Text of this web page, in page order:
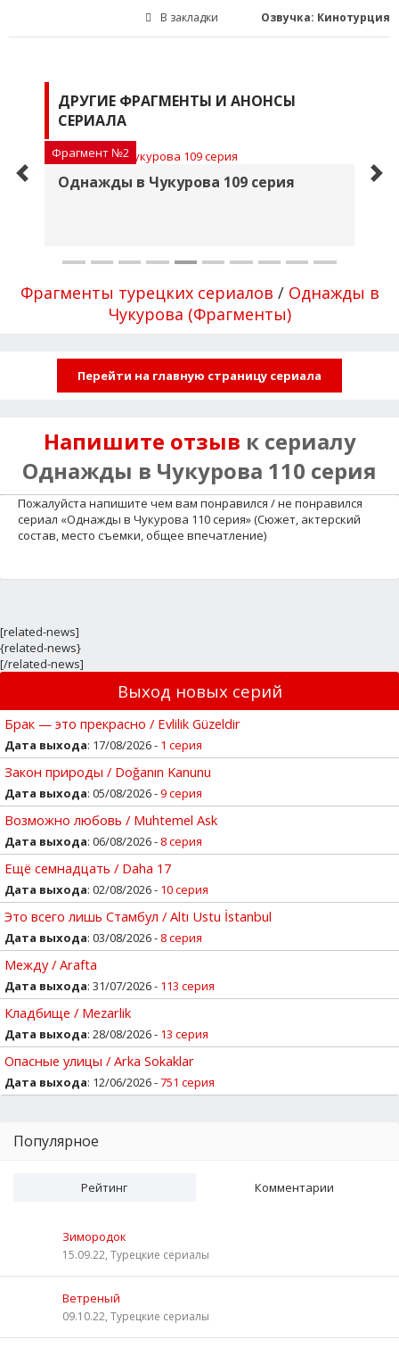
В закладки Озвучка: Кинотурция
ДРУГИЕ ФРАГМЕНТЫ И АНОНСЫ
СЕРИАЛА
Фрагмент №2
Однажды в Чукурова 109 серия
Фрагменты турецких сериалов / Однажды в
Чукурова (Фрагменты)
Перейти на главную страницу сериала
Напишите отзыв к сериалу
Однажды в Чукурова 110 серия
Пожалуйста напишите чем вам понравился / не понравился
сериал «Однажды в Чукурова 110 серия» (Сюжет, актерский
состав, место съемки, общее впечатление)
[related-news]
{related-news}
[/related-news]
Выход новых серий
Брак — это прекрасно / Evlilik Güzeldir
Дата выхода: 17/08/2026 - 1 серия
Закон природы / Doğanın Kanunu
Дата выхода: 05/08/2026 -9 серия
Возможно любовь / Muhtemel Ask
Дата выхода: 06/08/2026 - 8 серия
Ещё семнадцать / Daha 17
Дата выхода: 02/08/2026 - 10 серия
Это всего лишь Стамбул / Altı Ustu İstanbul
Дата выхода: 03/08/2026 - 8 серия
Между / Arafta
Дата выхода: 31/07/2026 - 113 серия
Кладбище / Mezarlik
Дата выхода: 28/08/2026 - 13 серия
Опасные улицы / Arka Sokaklar
Дата выхода: 12/06/2026 -751 серия
Популярное
Рейтинг Комментарии
Зимородок
15.09.22, Турецкие сериалы
Ветреный
09.10.22, Турецкие сериалы